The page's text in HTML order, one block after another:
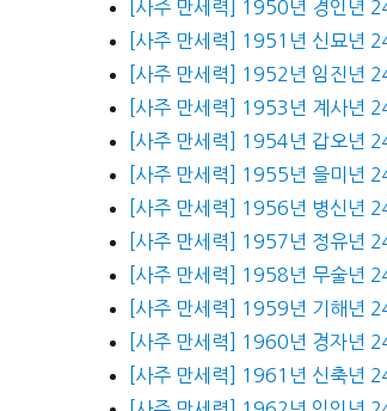
[사주 만세력] 1950년 경인년
[사주 만세력] 1951년 신묘년
[사주 만세력] 1952년 임진년
[사주 만세력] 1953년 계사년
[사주 만세력] 1954년 갑오년
[사주 만세력] 1955년 을미년
[사주 만세력] 1956년 병신년
[사주 만세력] 1957년 정유년
[사주 만세력] 1958년 무술년
[사주 만세력] 1959년 기해년
[사주 만세력] 1960년 경자년
[사주 만세력] 1961년 신축년